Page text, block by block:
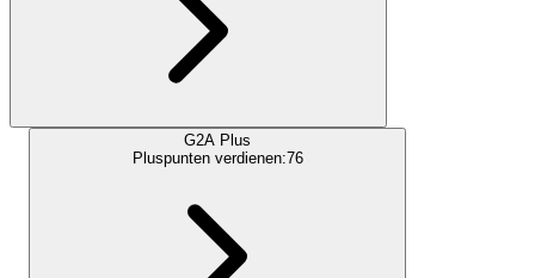
G2A Plus
Pluspunten verdienen:76